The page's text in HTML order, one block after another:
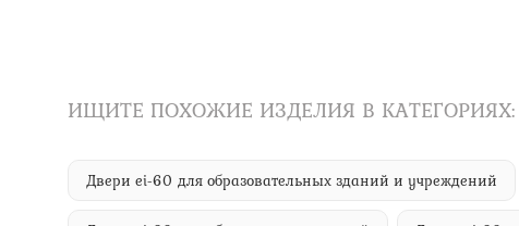
ИЩИТЕ ПОХОЖИЕ ИЗДЕЛИЯ В КАТЕГОРИЯХ:
Двери ei-60 для образовательных зданий и учреждений